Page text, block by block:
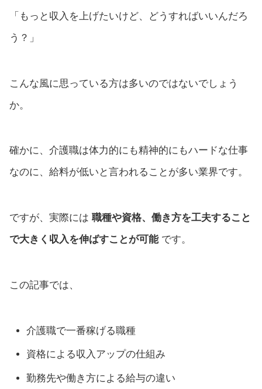
「もっと収入を上げたいけど、どうすればいいんだろ
う？」
こんな風に思っている方は多いのではないでしょう
か。
確かに、介護職は体力的にも精神的にもハードな仕事
なのに、給料が低いと言われることが多い業界です。
ですが、実際には 職種や資格、働き方を工夫すること
で大きく収入を伸ばすことが可能です。
この記事では、
介護職で一番稼げる職種
資格による収入アップの仕組み
勤務先や働き方による給与の違い